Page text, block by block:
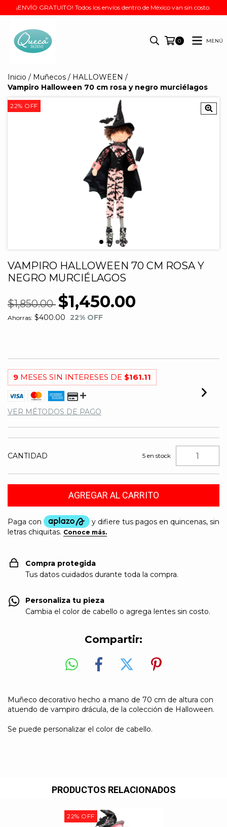
¡ENVÍO GRATUITO! Todos los envíos dentro de México van sin costo.
0 MENÚ
Inicio / Muñecos / HALLOWEEN /
Vampiro Halloween 70 cm rosa y negro murciélagos
22% OFF
VAMPIRO HALLOWEEN 70 CM ROSA Y
NEGRO MURCIÉLAGOS
$1,850.00 $1,450.00
Ahorras: $400.00 22% OFF
9 MESES SIN INTERESES DE $161.11
VER MÉTODOS DE PAGO
CANTIDAD 5 en stock
Compra protegida
Tus datos cuidados durante toda la compra.
Personaliza tu pieza
Cambia el color de cabello o agrega lentes sin costo.
Compartir:
Muñeco decorativo hecho a mano de 70 cm de altura con
atuendo de vampiro drácula, de la colección de Halloween.
Se puede personalizar el color de cabello.
PRODUCTOS RELACIONADOS
22% OFF